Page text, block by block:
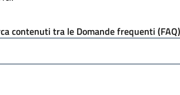
contenuti tra le Domande frequenti (FAQ)